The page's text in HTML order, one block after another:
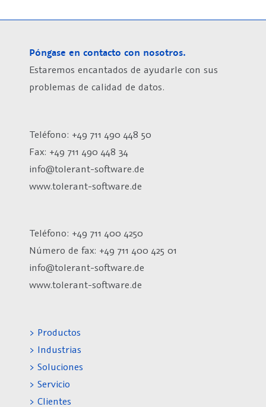
Póngase en contacto con nosotros.
Estaremos encantados de ayudarle con sus
problemas de calidad de datos.
Teléfono: +49 711 490 448 50
Fax: +49 711 490 448 34
info@tolerant-software.de
www.tolerant-software.de
Teléfono: +49 711 400 4250
Número de fax: +49 711 400 425 01
info@tolerant-software.de
www.tolerant-software.de
> Productos
> Industrias
> Soluciones
> Servicio
> Clientes